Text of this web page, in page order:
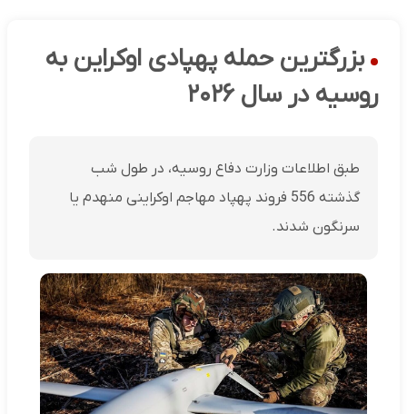
بزرگترین حمله پهپادی اوکراین به
روسیه در سال ۲۰۲۶
طبق اطلاعات وزارت دفاع روسیه، در طول شب
گذشته 556 فروند پهپاد مهاجم اوکراینی منهدم یا
سرنگون شدند.